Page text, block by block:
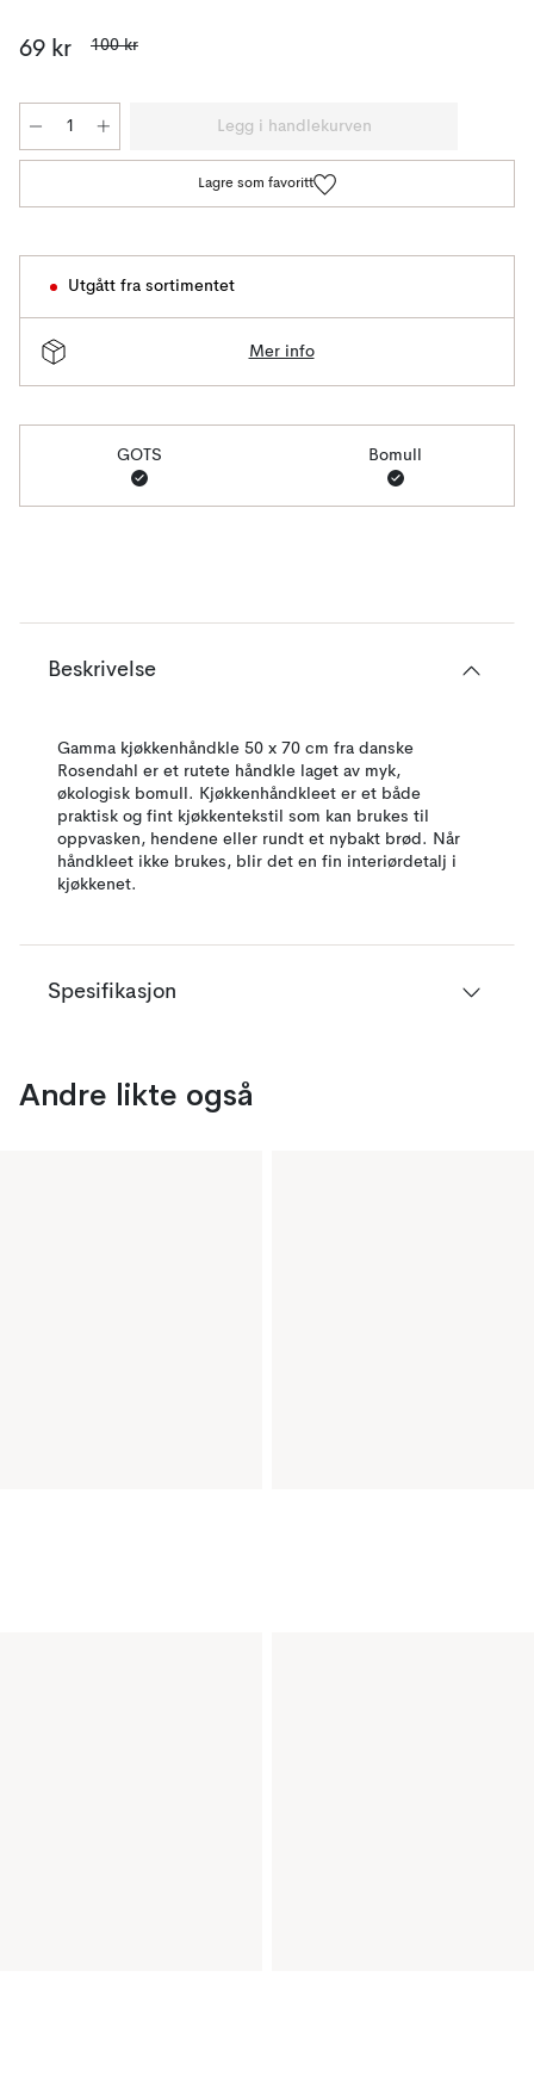
69 kr 100 kr
Legg i handlekurven
Lagre som favoritt
Utgått fra sortimentet
Mer info
GOTS Bomull
Beskrivelse
Gamma kjøkkenhåndkle 50 x 70 cm fra danske
Rosendahl er et rutete håndkle laget av myk,
økologisk bomull. Kjøkkenhåndkleet er et både
praktisk og fint kjøkkentekstil som kan brukes til
oppvasken, hendene eller rundt et nybakt brød. Når
håndkleet ikke brukes, blir det en fin interiørdetalj i
kjøkkenet.
Spesifikasjon
Andre likte også